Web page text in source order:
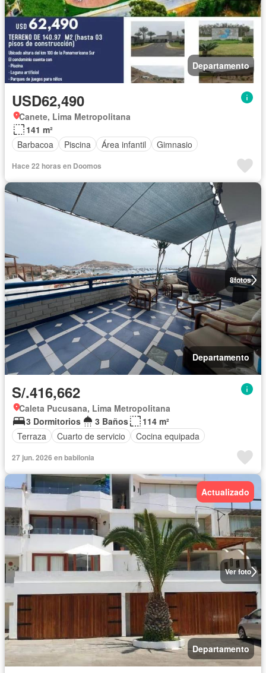
Departamento
USD62,490
Canete, Lima Metropolitana
141 m²
Barbacoa
Piscina Área infantil Gimnasio
Hace 22 horas en Doomos
8fotos
Departamento
S/.416,662
Caleta Pucusana, Lima Metropolitana
3 Dormitorios
3 Baños
114 m²
Terraza
Cuarto de servicio Cocina equipada
27 jun. 2026 en babilonia
Ver foto
Actualizado
Departamento